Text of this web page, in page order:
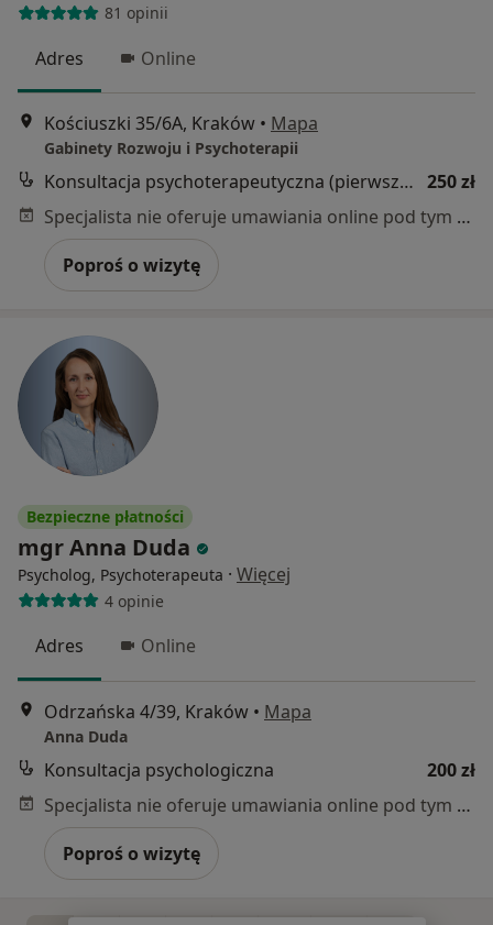
81 opinii
Adres Online
Kościuszki 35/6A, Kraków • Mapa
Gabinety Rozwoju i Psychoterapii
Konsultacja psychoterapeutyczna (pierwsza wizyta) 250 zł
Specjalista nie oferuje umawiania online pod tym adresem.
Poproś o wizytę
Bezpieczne płatności
mgr Anna Duda
Psycholog, Psychoterapeuta · Więcej
4 opinie
Adres Online
Odrzańska 4/39, Kraków • Mapa
Anna Duda
Konsultacja psychologiczna
200 zł
Specjalista nie oferuje umawiania online pod tym adresem.
Poproś o wizytę